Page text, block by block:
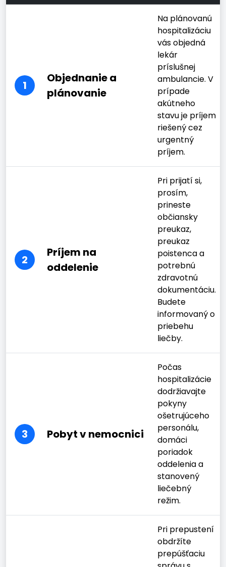
1
Objednanie a
plánovanie
Na plánovanú
hospitalizáciu
vás objedná
lekár
príslušnej
ambulancie. V
prípade
akútneho
stavu je príjem
riešený cez
urgentný
príjem.
2
Príjem na
oddelenie
Pri prijatí si,
prosím,
prineste
občiansky
preukaz,
preukaz
poistenca a
potrebnú
zdravotnú
dokumentáciu.
Budete
informovaný o
priebehu
liečby.
3 Pobyt v nemocnici
Počas
hospitalizácie
dodržiavajte
pokyny
ošetrujúceho
personálu,
domáci
poriadok
oddelenia a
stanovený
liečebný
režim.
Pri prepustení
obdržíte
prepúšťaciu